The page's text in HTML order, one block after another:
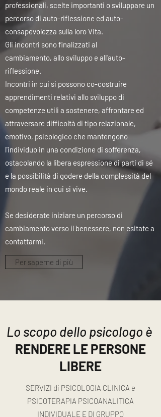
professionali, scelte importanti o sviluppare un
percorso di auto-riflessione ed auto-
consapevolezza sulla loro Vita.
Gli incontri sono finalizzati al
cambiamento, allo sviluppo e all'auto-
riflessione.
Incontri in cui si possono co-costruire
apprendimenti relativi allo sviluppo di
competenze utili a sostenere, affrontare ed
attraversare difficoltà di tipo relazionale,
emotivo, psicologico che mantengono
l'individuo in una condizione di sofferenza,
ostacolando la libera espressione di parti di sé
e la possibilità di godere della complessità del
mondo reale in cui si vive.
Se desiderate iniziare un percorso di
cambiamento verso il benessere, non esitate a
contattarmi.
Per saperne di più
Lo scopo dello psicologo è
RENDERE LE PERSONE
LIBERE
SERVIZI di PSICOLOGIA CLINICA e
PSICOTERAPIA PSICOANALITICA
INDIVIDUALE E DI GRUPPO